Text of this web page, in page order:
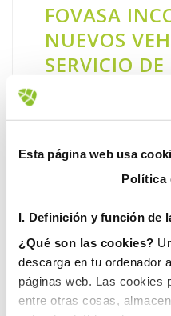
Esta página web usa
Política
I. Definición y función de
¿Qué son las cookies?
descarga en tu ordenador
páginas web. Las cookies
entre otras cosas,
FOVASA
NUEVOS
SERVICIO
VIARIA EN
Fovasa ha
servicio de limpieza
residuos: